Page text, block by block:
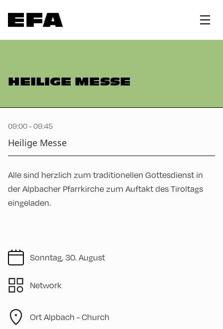
HEILIGE MESSE
09:00 - 09:45
Heilige Messe
Sonntag, 30. August
Network
Ort Alpbach -Church
Alle sind herzlich zum traditionellen Gottesdienst in
der Alpbacher Pfarrkirche zum Auftakt des Tiroltags
eingeladen.